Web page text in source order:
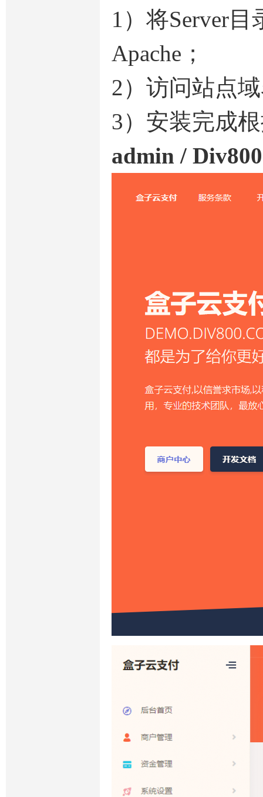
1）将Server
Apache；
2）访问站点
3）安装完成
admin /